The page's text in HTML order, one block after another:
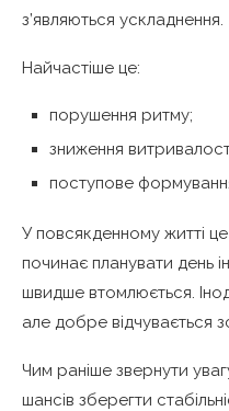
з’являються ускладнення.
Найчастіше це:
порушення ритму;
зниження
поступове
У повсякденному житті
починає планувати день
швидше втомлюється.
але добре відчувається
Чим раніше звернути
шансів зберегти